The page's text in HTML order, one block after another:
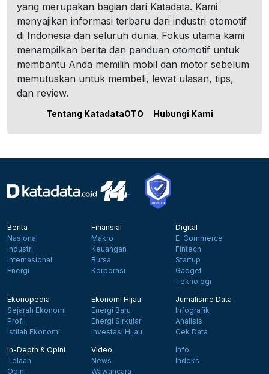
yang merupakan bagian dari Katadata. Kami
menyajikan informasi terbaru dari industri otomotif
di Indonesia dan seluruh dunia. Fokus utama kami
menampilkan berita dan panduan otomotif untuk
membantu Anda memilih mobil dan motor sebelum
memutuskan untuk membeli, lewat ulasan, tips,
dan review.
Tentang KatadataOTO Hubungi Kami
Berita
Nasional
Industri
Internasional
Energi
Finansial
Makro
Keuangan
Bursa
Korporasi
Digital
E-Commerce
Fintech
Startup
Gadget
Teknologi
Ekonopedia
Sejarah Ekonomi
Profil
Istilah Ekonomi
Ekonomi Hijau
Energi Baru
Energi Sirkular
Investasi Hijau
Jurnalisme Data
Infografik
Analisis
Cek Data
In-Depth & Opini
Telaah
Opini
Video
News
Wawancara
Info
Indeks